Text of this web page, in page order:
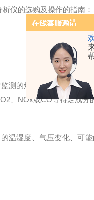
仪的选购及操作的指南：
的烟气成分、排放标准
、NOx或CO等特定成分
湿度、气压变化、可能